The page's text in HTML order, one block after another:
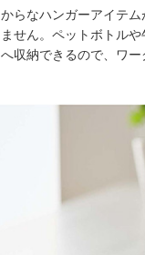
らなハンガーアイテ
せん。ペットボトル
収納できるので、ワ